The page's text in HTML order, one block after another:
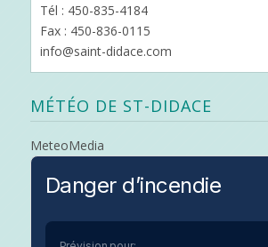
Tél : 450-835-4184
Fax : 450-836-0115
info@saint-didace.com
MÉTÉO DE ST-DIDACE
MeteoMedia
Danger d’incendie